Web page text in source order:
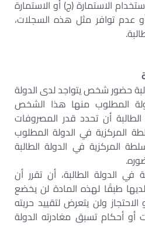
الاستمارة (ج) أو الاستمارة
عدم توافر مثل هذه السجلات،
حضور شخص يتواجد لدى الدولة
المطلوب منها هذا الشخص
أن تحدد قدر المصروفات
المركزية في الدولة المطلوب
المركزية في الدولة الطالبة
في الدولة الطالبة، أن تقرر أن
طبقًا لهذه المادة لن يخضع
الاحتجاز ولن يتعرض لتقييد حريته
أحكام تسبق مغادرته الدولة